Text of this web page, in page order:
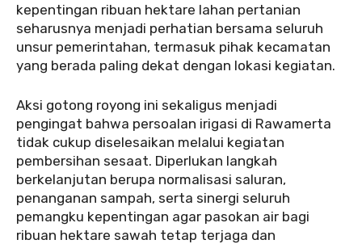
kepentingan ribuan hektare lahan pertanian
seharusnya menjadi perhatian bersama seluruh
unsur pemerintahan, termasuk pihak kecamatan
yang berada paling dekat dengan lokasi kegiatan.
Aksi gotong royong ini sekaligus menjadi
pengingat bahwa persoalan irigasi di Rawamerta
tidak cukup diselesaikan melalui kegiatan
pembersihan sesaat. Diperlukan langkah
berkelanjutan berupa normalisasi saluran,
penanganan sampah, serta sinergi seluruh
pemangku kepentingan agar pasokan air bagi
ribuan hektare sawah tetap terjaga dan